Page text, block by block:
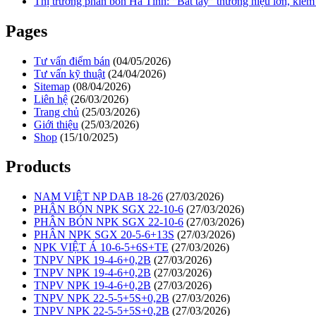
Pages
Tư vấn điểm bán (04/05/2026)
Tư vấn kỹ thuật (24/04/2026)
Sitemap (08/04/2026)
Liên hệ (26/03/2026)
Trang chủ (25/03/2026)
Giới thiệu (25/03/2026)
Shop (15/10/2025)
Products
NAM VIỆT NP DAB 18-26 (27/03/2026)
PHÂN BÓN NPK SGX 22-10-6 (27/03/2026)
PHÂN BÓN NPK SGX 22-10-6 (27/03/2026)
PHÂN NPK SGX 20-5-6+13S (27/03/2026)
NPK VIỆT Á 10-6-5+6S+TE (27/03/2026)
TNPV NPK 19-4-6+0,2B (27/03/2026)
TNPV NPK 19-4-6+0,2B (27/03/2026)
TNPV NPK 19-4-6+0,2B (27/03/2026)
TNPV NPK 22-5-5+5S+0,2B (27/03/2026)
TNPV NPK 22-5-5+5S+0,2B (27/03/2026)